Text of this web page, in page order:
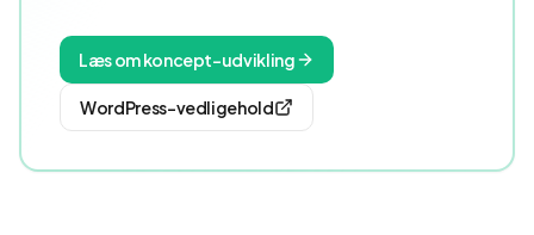
Læs om koncept-udvikling
WordPress-vedligehold